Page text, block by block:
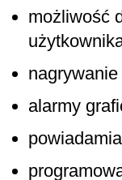
możliwość
alarmy